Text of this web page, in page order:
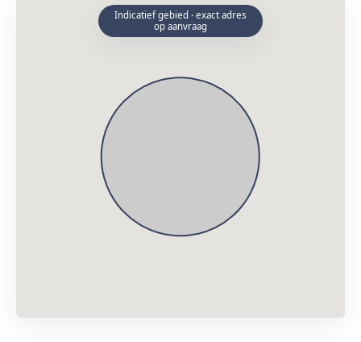
Indicatief gebied · exact adres
op aanvraag